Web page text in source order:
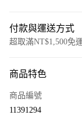
付款與運送方式
超取滿NT$1,500免
信用卡一次付款
商品特色
商品編號
11391294